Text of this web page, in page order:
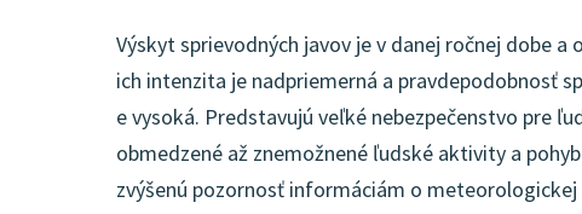
Výskyt sprievodných javov je v danej ročnej dobe a
ich intenzita je nadpriemerná a pravdepodobnosť
e vysoká. Predstavujú veľké nebezpečenstvo pre
obmedzené až znemožnené ľudské aktivity a
zvýšenú pozornosť informáciám o